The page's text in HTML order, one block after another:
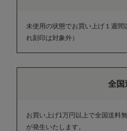
未使用の状態でお買い上げ１週間
れ刻印は対象外）
全国
お買い上げ1万円以上で全国送料
が発生いたします。